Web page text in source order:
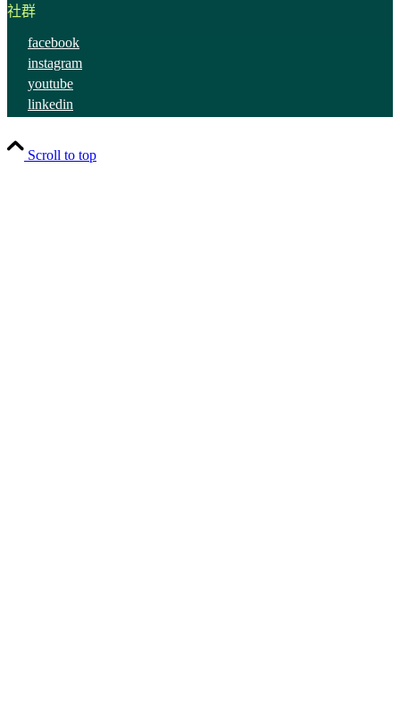
社群
facebook
instagram
youtube
linkedin
Scroll to top